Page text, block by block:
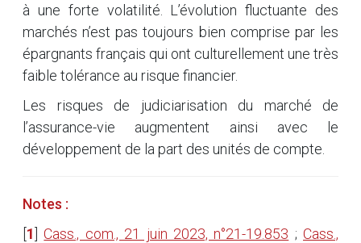
à une forte volatilité. L’évolution fluctuante des
marchés n’est pas toujours bien comprise par les
épargnants français qui ont culturellement une très
faible tolérance au risque financier.
Les risques de judiciarisation du marché de
l’assurance-vie augmentent ainsi avec le
développement de la part des unités de compte.
Notes :
1 ]Cass., com., 21 juin 2023, n°21-19.853 ; Cass.,